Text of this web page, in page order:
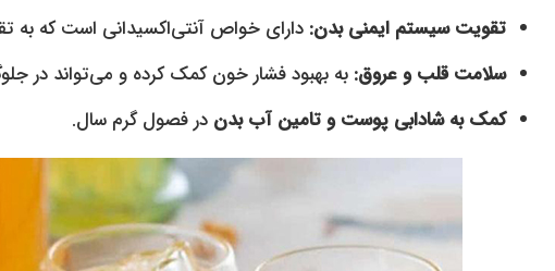
تقویت سیستم ایمنی بدن: دارای خواص آنتی‌اکسیدانی است که
سلامت قلب و عروق: به بهبود فشار خون کمک کرده و می‌تواند در
کمک به شادابی پوست و تامین آب بدن در فصول گرم سال.